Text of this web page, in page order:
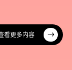
看更多内容